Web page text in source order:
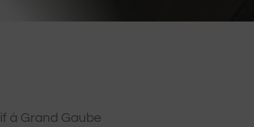
à Grand Gaube